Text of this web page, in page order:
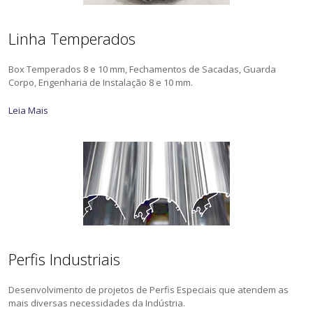
Linha Temperados
Box Temperados 8 e 10 mm, Fechamentos de Sacadas, Guarda
Corpo, Engenharia de Instalação 8 e 10 mm.
Leia Mais
Perfis Industriais
Desenvolvimento de projetos de Perfis Especiais que atendem as
mais diversas necessidades da Indústria.